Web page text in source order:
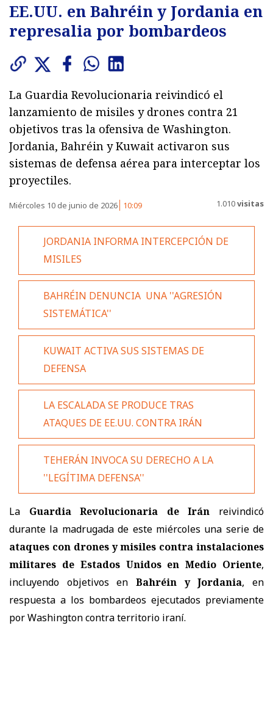
EE.UU. en Bahréin y Jordania en
represalia por bombardeos
La Guardia Revolucionaria reivindicó el
lanzamiento de misiles y drones contra 21
objetivos tras la ofensiva de Washington.
Jordania, Bahréin y Kuwait activaron sus
sistemas de defensa aérea para interceptar los
proyectiles.
Miércoles 10 de junio de 2026 10:09 1.010visitas
JORDANIA INFORMA INTERCEPCIÓN DE
MISILES
BAHRÉIN DENUNCIA UNA ''AGRESIÓN
SISTEMÁTICA''
KUWAIT ACTIVA SUS SISTEMAS DE
DEFENSA
LA ESCALADA SE PRODUCE TRAS
ATAQUES DE EE.UU. CONTRA IRÁN
TEHERÁN INVOCA SU DERECHO A LA
''LEGÍTIMA DEFENSA''
La Guardia Revolucionaria de Irán reivindicó
durante la madrugada de este miércoles una serie de
ataques con drones y misiles contra instalaciones
militares de Estados Unidos en Medio Oriente,
incluyendo objetivos en Bahréin y Jordania, en
respuesta a los bombardeos ejecutados previamente
por Washington contra territorio iraní.